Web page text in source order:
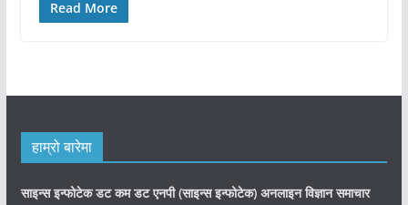
Read More
हाम्रो बारेमा
साइन्स इन्फोटेक डट कम डट एनपी (साइन्सइन्फोटेक) अनलाइन विज्ञान समाचार